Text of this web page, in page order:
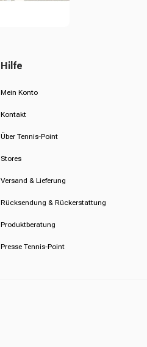
Hilfe
Mein Konto
Kontakt
Über Tennis-Point
Stores
Versand & Lieferung
Rücksendung & Rückerstattung
Produktberatung
Presse Tennis-Point